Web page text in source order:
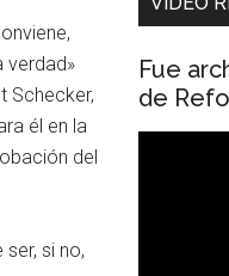
verdad»
Schecker,
él en la
del
si no,
Fue
de